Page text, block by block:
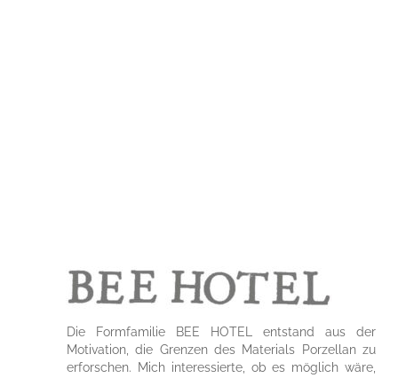
Die Formfamilie BEE HOTEL entstand aus der
Motivation, die Grenzen des Materials Porzellan zu
erforschen. Mich interessierte, ob es möglich wäre,